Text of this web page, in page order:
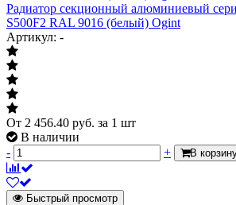
Радиатор секционный алюминиевый
S500F2 RAL 9016 (белый) Ogint
Артикул: -
От 2 456.40 руб. за 1 шт
В наличии
-
+ В
Быстрый просмотр